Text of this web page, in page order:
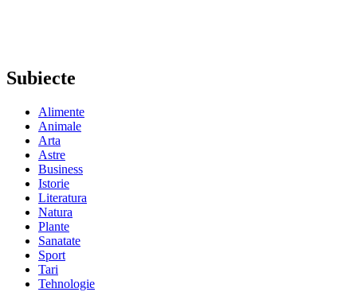
Subiecte
Alimente
Animale
Arta
Astre
Business
Istorie
Literatura
Natura
Plante
Sanatate
Sport
Tari
Tehnologie